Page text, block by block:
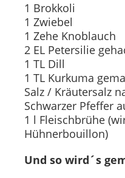
1 Brokkoli
1 Zwiebel
1 Zehe Knoblauch
2 EL Petersilie
1 TL Dill
1 TL Kurkuma
Salz / Kräutersalz
Schwarzer Pfeffer
1 l Fleischbrühe
Hühnerbouillon)
Und so wird´s